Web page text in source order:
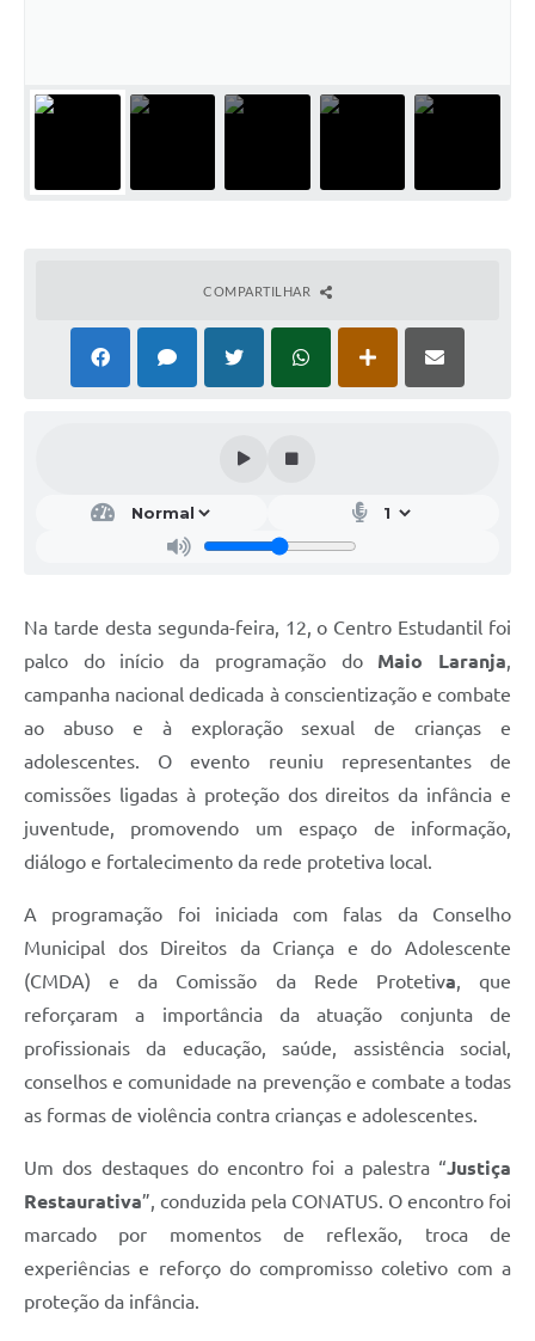
COMPARTILHAR
Na tarde desta segunda-feira, 12, o Centro Estudantil foi
palco do início da programação do Maio Laranja,
campanha nacional dedicada à conscientização e combate
ao abuso e à exploração sexual de crianças e
adolescentes. O evento reuniu representantes de
comissões ligadas à proteção dos direitos da infância e
juventude, promovendo um espaço de informação,
diálogo e fortalecimento da rede protetiva local.
A programação foi iniciada com falas da Conselho
Municipal dos Direitos da Criança e do Adolescente​
(CMDA) e da Comissão da Rede Protetiva, que
reforçaram a importância da atuação conjunta de
profissionais da educação, saúde, assistência social,
conselhos e comunidade na prevenção e combate a todas
as formas de violência contra crianças e adolescentes.
Um dos destaques do encontro foi a palestra “Justiça
Restaurativa”, conduzida pela CONATUS. O encontro foi
marcado por momentos de reflexão, troca de
experiências e reforço do compromisso coletivo com a
proteção da infância.